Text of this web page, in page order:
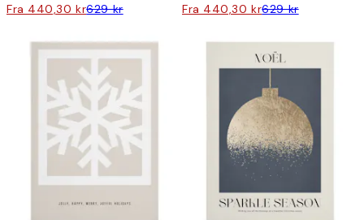
Fra 440,30 kr629 kr Fra 440,30 kr629 kr